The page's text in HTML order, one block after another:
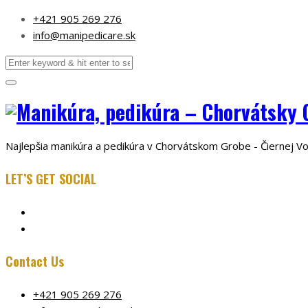
+421 905 269 276
info@manipedicare.sk
Najlepšia manikúra a pedikúra v Chorvátskom Grobe - Čiernej
LET’S GET SOCIAL
Contact Us
+421 905 269 276